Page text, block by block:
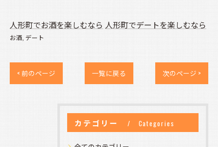
人形町でお酒を楽しむなら 人形町でデートを楽しむなら
お酒 デート
< 前のページ 一覧に戻る 次のページ >
カテゴリー Categories